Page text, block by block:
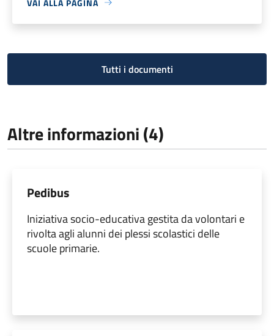
VAI ALLA PAGINA
Tutti i documenti
Altre informazioni (4)
Pedibus
Iniziativa socio-educativa gestita da volontari e
rivolta agli alunni dei plessi scolastici delle
scuole primarie.